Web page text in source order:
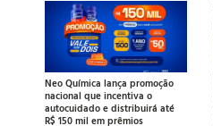
Neo Química lança promoção
nacional que incentiva o
autocuidado e distribuirá até
R$ 150 mil em prêmios